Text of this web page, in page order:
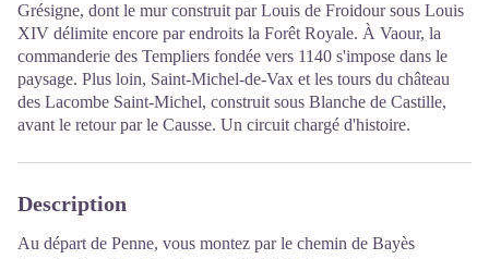
Grésigne, dont le mur construit par Louis de Froidour sous Louis
XIV délimite encore par endroits la Forêt Royale. À Vaour, la
commanderie des Templiers fondée vers 1140 s'impose dans le
paysage. Plus loin, Saint-Michel-de-Vax et les tours du château
des Lacombe Saint-Michel, construit sous Blanche de Castille,
avant le retour par le Causse. Un circuit chargé d'histoire.
Description
Au départ de Penne, vous montez par le chemin de Bayès